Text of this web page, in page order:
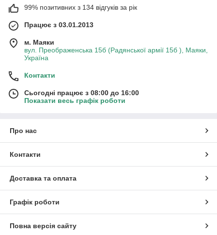
99% позитивних з 134 відгуків за рік
Працює з 03.01.2013
м. Маяки
вул. Преображенська 15б (Радянської армії 15б ), Маяки,
Україна
Контакти
Сьогодні працює з 08:00 до 16:00
Показати весь графік роботи
Про нас
Контакти
Доставка та оплата
Графік роботи
Повна версія сайту